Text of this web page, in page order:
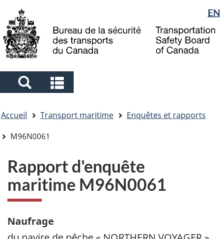
to
main
to
"About
government"
à
la
Sélection
de
la
langue
EN
Search
and
menus
and
menus
êtes
ici
Accueil Transport maritime
Enquêtes et rapports
M96N0061
Rapport d'enquête
maritime M96N0061
Naufrage